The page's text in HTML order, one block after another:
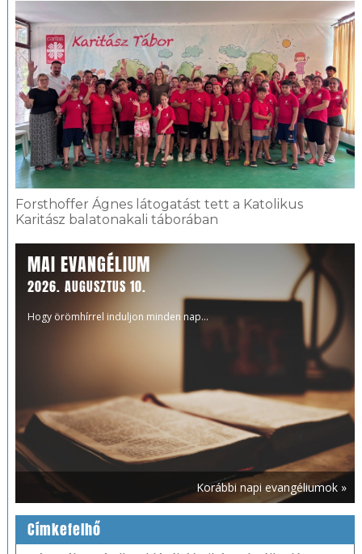
Forsthoffer Ágnes látogatást tett a Katolikus
Karitász balatonakali táborában
MAI EVANGÉLIUM
2026. AUGUSZTUS 10.
Hogy örömhírrel induljon minden nap...
Korábbi napi evangéliumok »
Címkefelhő